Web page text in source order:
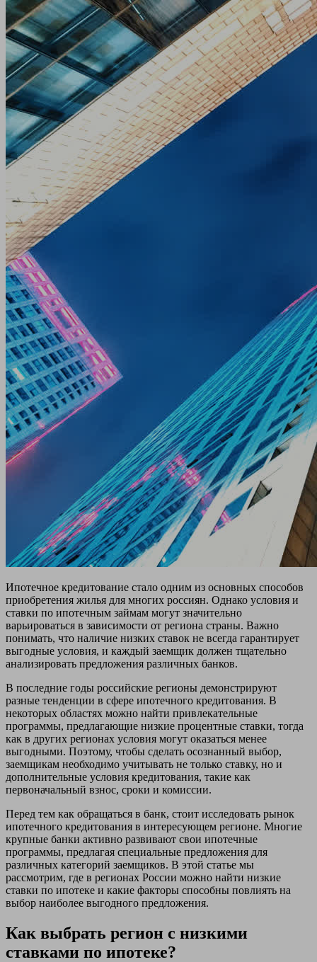
Ипотечное кредитование стало одним из основных способов
приобретения жилья для многих россиян. Однако условия и
ставки по ипотечным займам могут значительно
варьироваться в зависимости от региона страны. Важно
понимать, что наличие низких ставок не всегда гарантирует
выгодные условия, и каждый заемщик должен тщательно
анализировать предложения различных банков.
В последние годы российские регионы демонстрируют
разные тенденции в сфере ипотечного кредитования. В
некоторых областях можно найти привлекательные
программы, предлагающие низкие процентные ставки, тогда
как в других регионах условия могут оказаться менее
выгодными. Поэтому, чтобы сделать осознанный выбор,
заемщикам необходимо учитывать не только ставку, но и
дополнительные условия кредитования, такие как
первоначальный взнос, сроки и комиссии.
Перед тем как обращаться в банк, стоит исследовать рынок
ипотечного кредитования в интересующем регионе. Многие
крупные банки активно развивают свои ипотечные
программы, предлагая специальные предложения для
различных категорий заемщиков. В этой статье мы
рассмотрим, где в регионах России можно найти низкие
ставки по ипотеке и какие факторы способны повлиять на
выбор наиболее выгодного предложения.
Как выбрать регион с низкими
ставками по ипотеке?